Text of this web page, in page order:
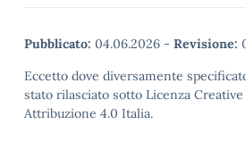
Pubblicato: 04.06.2026 - Revisione:
Eccetto dove diversamente
stato rilasciato sotto Licenza
Attribuzione 4.0 Italia.